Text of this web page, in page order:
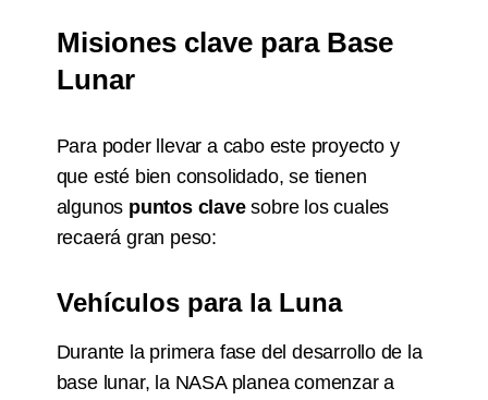
Misiones clave para Base
Lunar
Para poder llevar a cabo este proyecto y
que esté bien consolidado, se tienen
algunos puntos clavesobre los cuales
recaerá gran peso:
Vehículos para la Luna
Durante la primera fase del desarrollo de la
base lunar, la NASA planea comenzar a